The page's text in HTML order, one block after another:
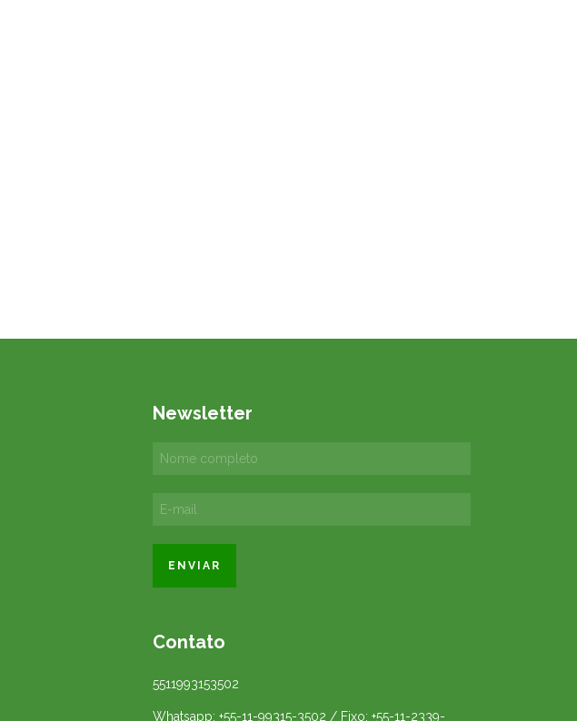
Newsletter
Contato
5511993153502
Whatsapp: +55-11-99315-3502 / Fixo: +55-11-2339-